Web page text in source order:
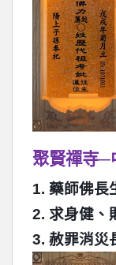
聚賢禪寺─
1. 藥師佛長
2. 求身健、
3. 赦罪消災